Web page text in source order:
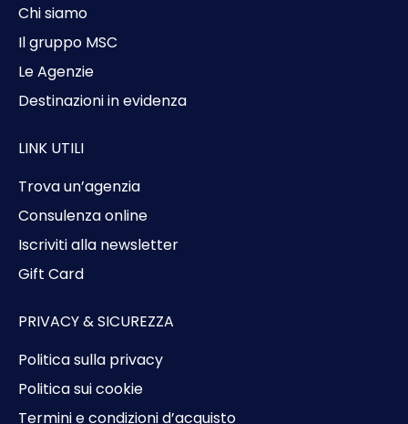
Chi siamo
Il gruppo MSC
Le Agenzie
Destinazioni in evidenza
LINK UTILI
Trova un’agenzia
Consulenza online
Iscriviti alla newsletter
Gift Card
PRIVACY & SICUREZZA
Politica sulla privacy
Politica sui cookie
Termini e condizioni d’acquisto